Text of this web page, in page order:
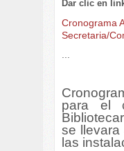
Dar clic en
Cronograma
Secretaria/
para el
se
las